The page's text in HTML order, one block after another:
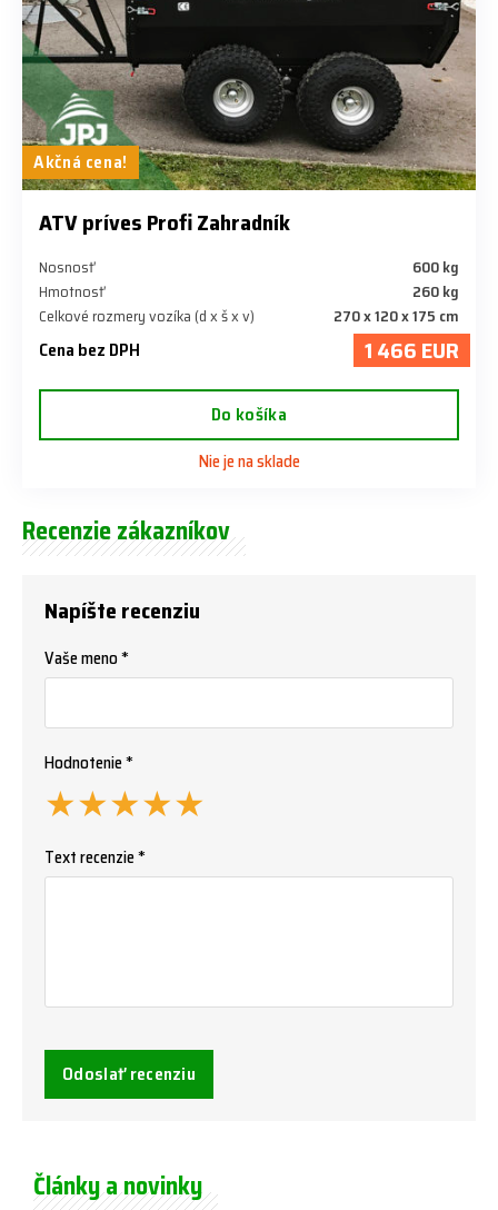
Akčná cena!
ATV príves Profi Zahradník
Nosnosť
600 kg
Hmotnosť
260 kg
Celkové rozmery vozíka (d x š x v)
270 x 120 x 175 cm
Cena bez DPH 1 466 EUR
Do košíka
Nie je na sklade
Recenzie zákazníkov
Napíšte recenziu
Vaše meno *
Hodnotenie *
★
★
★
★
★
Text recenzie *
Odoslať recenziu
Články a novinky